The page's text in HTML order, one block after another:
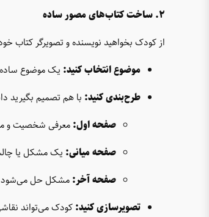
۲. ساخت کتاب‌های مصور ساده
از کودک بخواهید نویسنده و تصویرگر کتاب
موضوع انتخاب کنید: یک موضوع
طرح‌بندی کنید: با هم تصمیم بگیرید
صفحه اول:معرفی شخصیت و
صفحه میانی: یک مشکل یا
صفحه آخر:مشکل حل
تصویرسازی کنید:کودک می‌تواند